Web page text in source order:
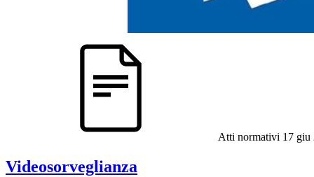
Atti normativi 17 giu
Videosorveglianza